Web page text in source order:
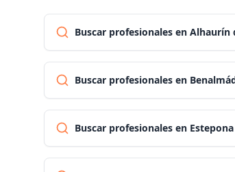
Buscar profesionales en Alhaurín
Buscar profesionales en
Buscar profesionales en Estepona